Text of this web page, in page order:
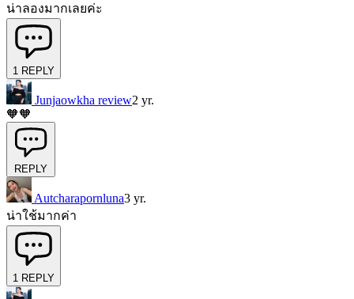
น่าลองมากเลยค่ะ
1 REPLY
Junjaowkha review2 yr.
🧡🧡
REPLY
Autcharapornluna3 yr.
น่าใช้มากค่า
1 REPLY